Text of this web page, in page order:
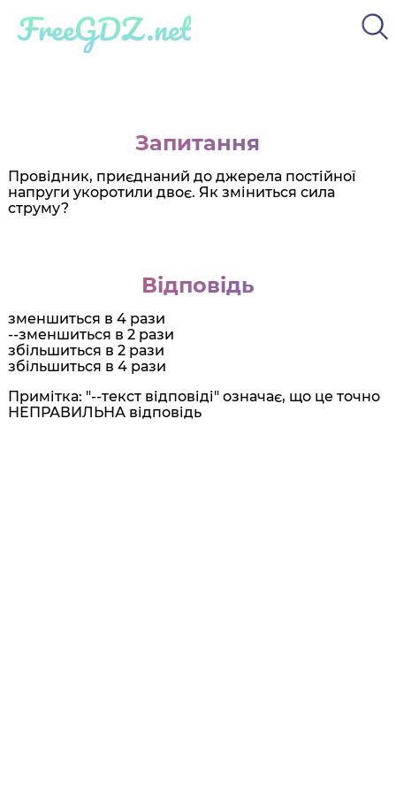
FreeGDZ.net
Запитання
Провідник, приєднаний до джерела постійної
напруги укоротили двоє. Як зміниться сила
струму?
Відповідь
зменшиться в 4 рази
--зменшиться в 2 рази
збільшиться в 2 рази
збільшиться в 4 рази
Примітка: "--текст відповіді" означає, що це точно
НЕПРАВИЛЬНА відповідь